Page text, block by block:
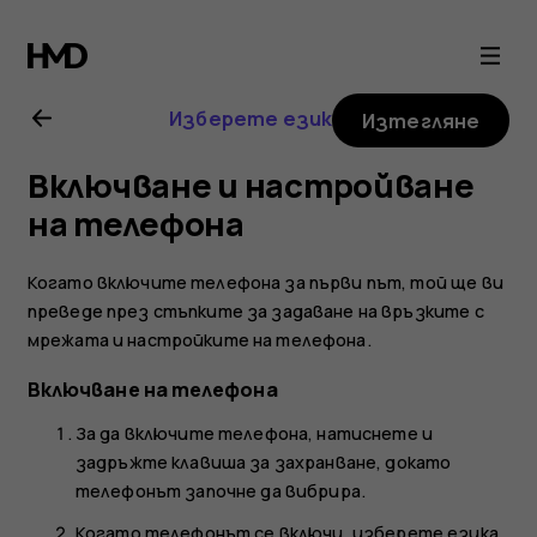
Ръководство
на
потребителя
за
Nokia
G21
Изберете език Изтегляне
Включване и настройване
на телефона
Когато включите телефона за първи път, той ще ви
преведе през стъпките за задаване на връзките с
мрежата и настройките на телефона.
Включване на телефона
За да включите телефона, натиснете и
задръжте клавиша за захранване, докато
телефонът започне да вибрира.